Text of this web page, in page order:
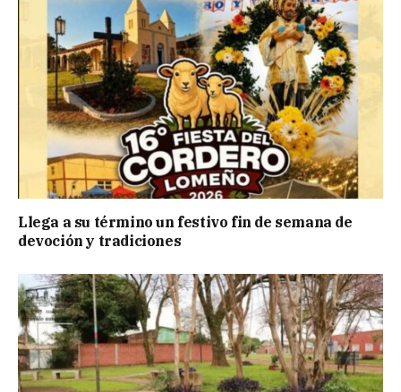
Llega a su término un festivo fin de semana de
devoción y tradiciones